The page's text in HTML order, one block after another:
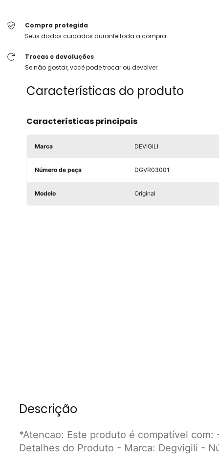
Compra protegida
Seus dados cuidados durante toda a compra.
Trocas e devoluções
Se não gostar, você pode trocar ou devolver.
Características do produto
Características principais
Marca DEVIGILI
Número de peça DGVR03001
Modelo Original
Descrição
*Atencao: Este produto é compatível com:
Detalhes do Produto - Marca: Degvigili -